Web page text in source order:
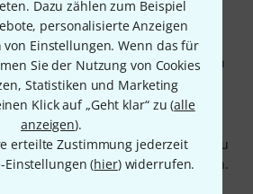
Dazu zählen zum Beispiel
personalisierte Anzeigen
Einstellungen. Wenn das für
Sie der Nutzung von Cookies
Statistiken und Marketing
Klick auf „Geht klar“ zu (alle
anzeigen).
erteilte Zustimmung jederzeit
Einstellungen (hier) widerrufen.
welche Konzertgitarrensets die
Fortgeschrittene sind, wie sie sich
und worauf man beim Kauf
informiert im Detail zu
Kauf eines Instrumentes stellen.
Thomann